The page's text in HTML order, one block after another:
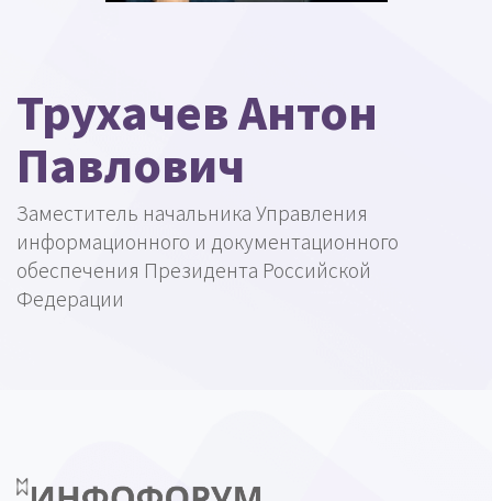
Трухачев Антон
Павлович
Заместитель начальника Управления
информационного и документационного
обеспечения Президента Российской
Федерации